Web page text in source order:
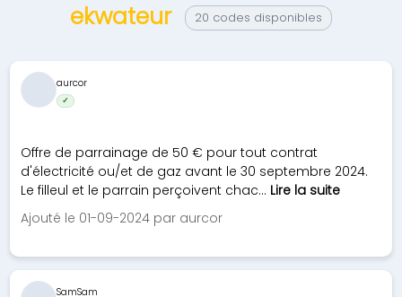
ekwateur
20 codes disponibles
Offre de parrainage de 50 € pour tout contrat
d'électricité ou/et de gaz avant le 30 septembre 2024.
Le filleul et le parrain perçoivent chac... Lire la suite
Ajouté le 01-09-2024 par aurcor
aurcor
✓
SamSam